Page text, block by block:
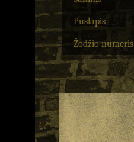
Puslapis
Žodžio numeris